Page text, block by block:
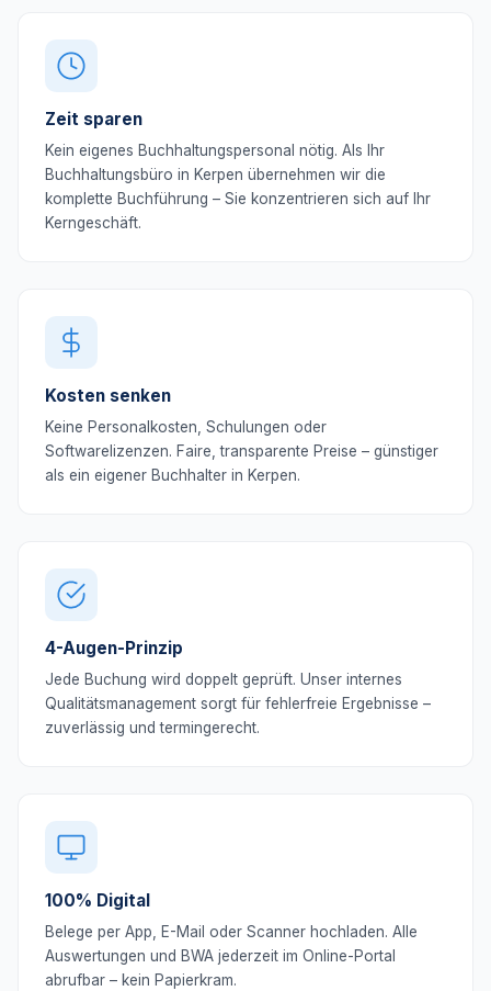
Zeit sparen
Kein eigenes Buchhaltungspersonal nötig. Als Ihr
Buchhaltungsbüro in Kerpen übernehmen wir die
komplette Buchführung – Sie konzentrieren sich auf Ihr
Kerngeschäft.
Kosten senken
Keine Personalkosten, Schulungen oder
Softwarelizenzen. Faire, transparente Preise – günstiger
als ein eigener Buchhalter in Kerpen.
4-Augen-Prinzip
Jede Buchung wird doppelt geprüft. Unser internes
Qualitätsmanagement sorgt für fehlerfreie Ergebnisse –
zuverlässig und termingerecht.
100% Digital
Belege per App, E-Mail oder Scanner hochladen. Alle
Auswertungen und BWA jederzeit im Online-Portal
abrufbar – kein Papierkram.